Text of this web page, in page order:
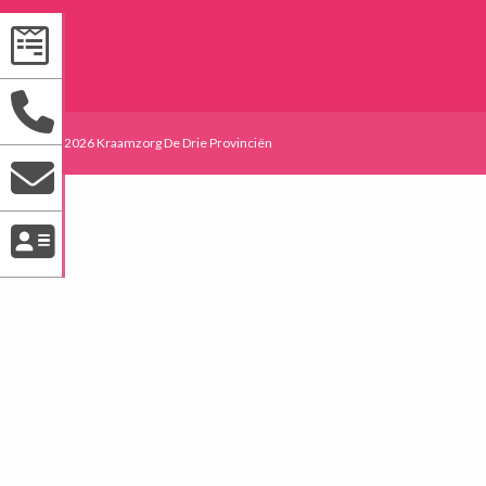
© 2021-2026 Kraamzorg De Drie Provinciën